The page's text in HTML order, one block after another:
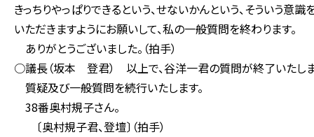
きっちりやっぱりできるという、せないかんという、そういう意
いただきますようにお願いして、私の一般質問を終わります。
ありがとうございました。（拍手）
○議長（坂本 登君） 以上で、谷洋一君の質問が終了いたしま
質疑及び一般質問を続行いたします。
38番奥村規子さん。
〔奥村規子君、登壇〕（拍手）